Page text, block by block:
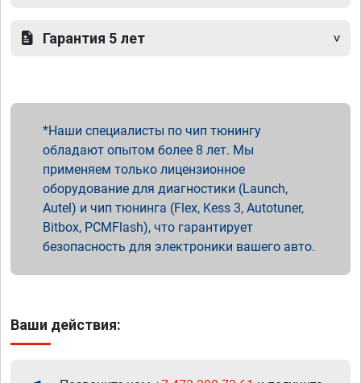
Гарантия 5 лет
Наши специалисты по чип тюнингу
обладают опытом более 8 лет. Мы
применяем только лицензионное
оборудование для диагностики (Launch,
Autel) и чип тюнинга (Flex, Kess 3, Autotuner,
Bitbox, PCMFlash), что гарантирует
безопасность для электроники вашего авто.
Ваши действия: